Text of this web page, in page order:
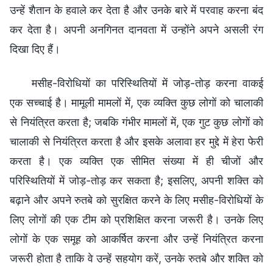
उन्हें शैतान के हवाले कर देता है और उनके बारे में परवाह करना बंद
कर देता है। अपनी अनगिनत दानवता में उन्होंने अपने असली रंग
दिखा दिए हैं।
मसीह-विरोधियों का परिस्थितियों में जोड़-तोड़ करना वाकई
एक सच्चाई है। मामूली मामलों में, एक व्यक्ति कुछ लोगों को चालाकी
से नियंत्रित करता है; जबकि गंभीर मामलों में, एक गुट कुछ लोगों को
चालाकी से नियंत्रित करता है और इसके अलावा हर मुद्दे में हेरा फेरी
करता है। एक व्यक्ति एक सीमित संख्या में ही चीजों और
परिस्थितियों में जोड़-तोड़ कर सकता है; इसलिए, अपनी शक्ति को
बढ़ाने और अपने रुतबे को सुरक्षित करने के लिए मसीह-विरोधियों के
लिए लोगों की एक टीम को प्रशिक्षित करना जरूरी है। उनके लिए
लोगों के एक समूह को आकर्षित करना और उन्हें नियंत्रित करना
जरूरी होता है ताकि वे उन्हें सहयोग करें, उनके रुतबे और शक्ति को